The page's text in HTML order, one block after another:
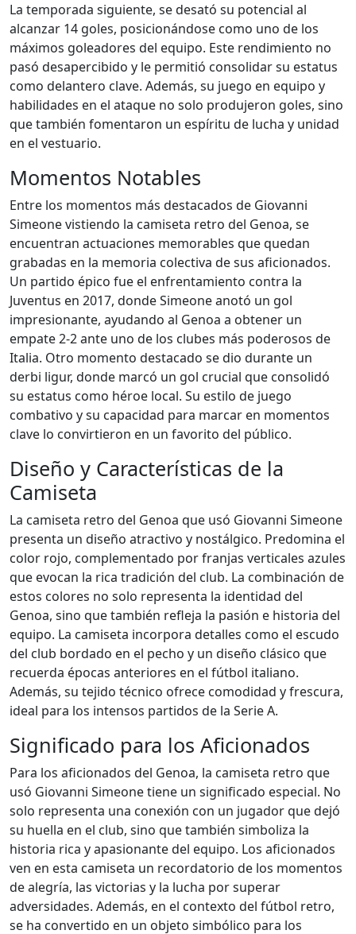
La temporada siguiente, se desató su potencial al
alcanzar 14 goles, posicionándose como uno de los
máximos goleadores del equipo. Este rendimiento no
pasó desapercibido y le permitió consolidar su estatus
como delantero clave. Además, su juego en equipo y
habilidades en el ataque no solo produjeron goles, sino
que también fomentaron un espíritu de lucha y unidad
en el vestuario.
Momentos Notables
Entre los momentos más destacados de Giovanni
Simeone vistiendo la camiseta retro del Genoa, se
encuentran actuaciones memorables que quedan
grabadas en la memoria colectiva de sus aficionados.
Un partido épico fue el enfrentamiento contra la
Juventus en 2017, donde Simeone anotó un gol
impresionante, ayudando al Genoa a obtener un
empate 2-2 ante uno de los clubes más poderosos de
Italia. Otro momento destacado se dio durante un
derbi ligur, donde marcó un gol crucial que consolidó
su estatus como héroe local. Su estilo de juego
combativo y su capacidad para marcar en momentos
clave lo convirtieron en un favorito del público.
Diseño y Características de la
Camiseta
La camiseta retro del Genoa que usó Giovanni Simeone
presenta un diseño atractivo y nostálgico. Predomina el
color rojo, complementado por franjas verticales azules
que evocan la rica tradición del club. La combinación de
estos colores no solo representa la identidad del
Genoa, sino que también refleja la pasión e historia del
equipo. La camiseta incorpora detalles como el escudo
del club bordado en el pecho y un diseño clásico que
recuerda épocas anteriores en el fútbol italiano.
Además, su tejido técnico ofrece comodidad y frescura,
ideal para los intensos partidos de la Serie A.
Significado para los Aficionados
Para los aficionados del Genoa, la camiseta retro que
usó Giovanni Simeone tiene un significado especial. No
solo representa una conexión con un jugador que dejó
su huella en el club, sino que también simboliza la
historia rica y apasionante del equipo. Los aficionados
ven en esta camiseta un recordatorio de los momentos
de alegría, las victorias y la lucha por superar
adversidades. Además, en el contexto del fútbol retro,
se ha convertido en un objeto simbólico para los